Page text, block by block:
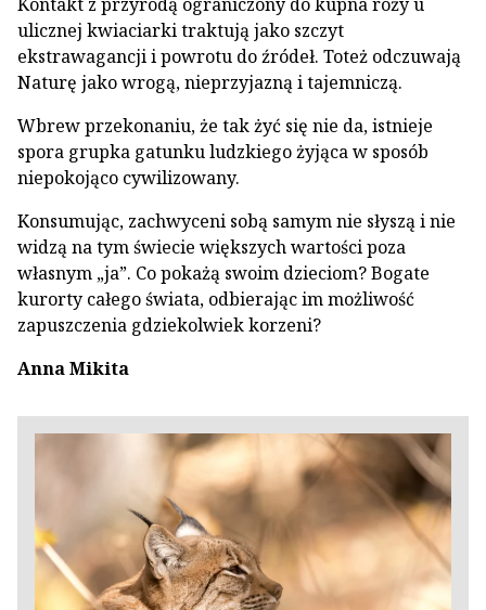
ulicznej kwiaciarki traktują jako szczyt
ekstrawagancji i powrotu do źródeł. Toteż odczuwają
Naturę jako wrogą, nieprzyjazną i tajemniczą.
Wbrew przekonaniu, że tak żyć się nie da, istnieje
spora grupka gatunku ludzkiego żyjąca w sposób
niepokojąco cywilizowany.
Konsumując, zachwyceni sobą samym nie słyszą i nie
widzą na tym świecie większych wartości poza
własnym „ja”. Co pokażą swoim dzieciom? Bogate
kurorty całego świata, odbierając im możliwość
zapuszczenia gdziekolwiek korzeni?
Anna Mikita